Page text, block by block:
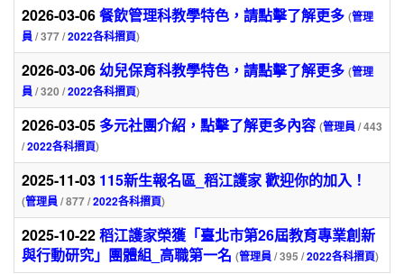
2026-03-06餐飲管理科教學特色，請點擊了解更多 (管理
員/ 377 /2022各科摺頁)
2026-03-06幼兒保育科教學特色，請點擊了解更多 (管理
員/ 320 /2022各科摺頁)
2026-03-05 多元社團介紹，點擊了解更多內容 (管理員/ 443
/2022各科摺頁)
2025-11-03 115新生報名區_稻江護家 歡迎你的加入！
(管理員/ 877 /2022各科摺頁)
2025-10-22稻江護家榮獲「臺北市第26屆教育專業創新
與行動研究」團體組_高職第一名 (管理員/ 395 /2022各科摺頁)